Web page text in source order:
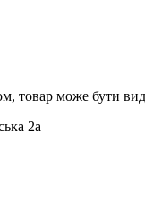
товар може бути
2а